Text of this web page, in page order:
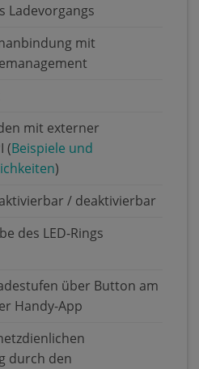
Ladevorgangs
mit
mit externer
(Beispiele und
)
/ deaktivierbar
des LED-Rings
über Button am
Handy-App
durch den